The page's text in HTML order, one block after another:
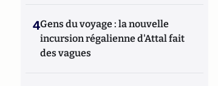
4Gens du voyage : la nouvelle
incursion régalienne d'Attal fait
des vagues